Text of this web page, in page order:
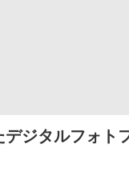
ジタルフォト